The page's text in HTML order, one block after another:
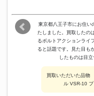
東京都八王子市にお住い
たしました。買取したの
るボルトアクションライ
ると話題です。見た目も
したものは目
買取いただいた品物
ル VSR-10